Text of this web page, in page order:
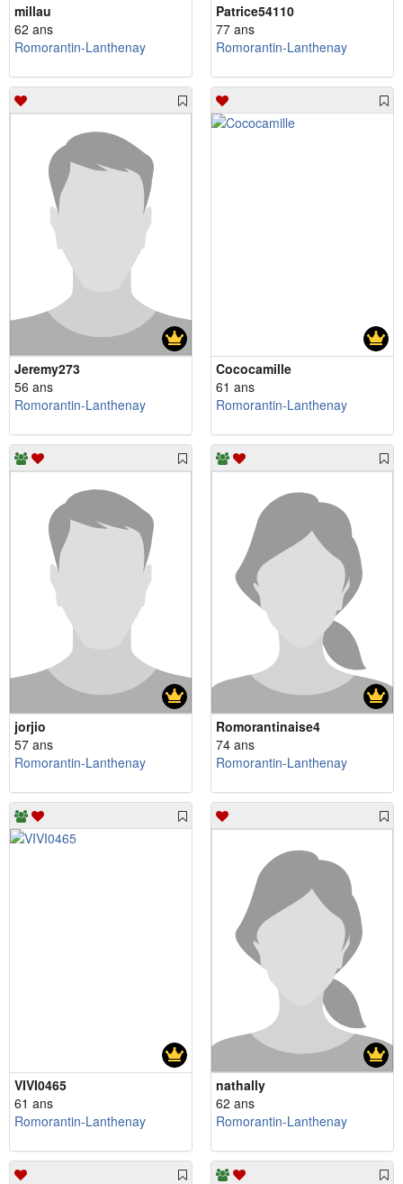
millau
62 ans
Romorantin-Lanthenay
Patrice54110
77 ans
Romorantin-Lanthenay
Jeremy273
56 ans
Romorantin-Lanthenay
Cococamille
61 ans
Romorantin-Lanthenay
jorjio
57 ans
Romorantin-Lanthenay
Romorantinaise4
74 ans
Romorantin-Lanthenay
VIVI0465
61 ans
Romorantin-Lanthenay
nathally
62 ans
Romorantin-Lanthenay